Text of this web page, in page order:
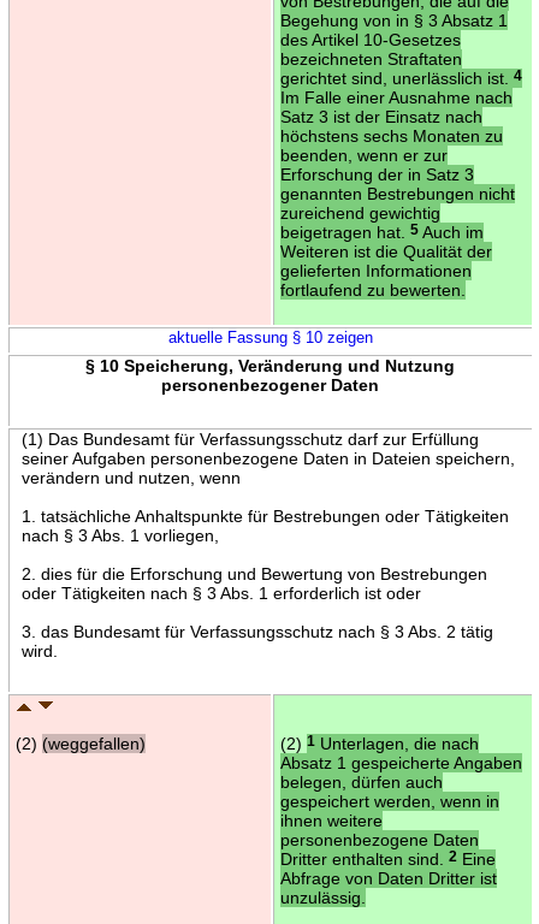
Begehung von in § 3 Absatz 1
des Artikel 10-Gesetzes
bezeichneten Straftaten
gerichtet sind, unerlässlich ist.
4
Im Falle einer Ausnahme nach
Satz 3 ist der Einsatz nach
höchstens sechs Monaten zu
beenden, wenn er zur
Erforschung der in Satz 3
genannten Bestrebungen nicht
zureichend gewichtig
beigetragen hat.
5Auch im
Weiteren ist die Qualität der
gelieferten Informationen
fortlaufend zu bewerten.
aktuelle Fassung § 10 zeigen
§ 10 Speicherung, Veränderung und Nutzung
personenbezogener Daten
(1) Das Bundesamt für Verfassungsschutz darf zur Erfüllung
seiner Aufgaben personenbezogene Daten in Dateien speichern,
verändern und nutzen, wenn
1. tatsächliche Anhaltspunkte für Bestrebungen oder Tätigkeiten
nach § 3 Abs. 1 vorliegen,
2. dies für die Erforschung und Bewertung von Bestrebungen
oder Tätigkeiten nach § 3 Abs. 1 erforderlich ist oder
3. das Bundesamt für Verfassungsschutz nach § 3 Abs. 2 tätig
wird.
(2) (weggefallen) (2) 1Unterlagen, die nach
Absatz 1 gespeicherte Angaben
belegen, dürfen auch
gespeichert werden, wenn in
ihnen weitere
personenbezogene Daten
Dritter enthalten sind.
2Eine
Abfrage von Daten Dritter ist
unzulässig.